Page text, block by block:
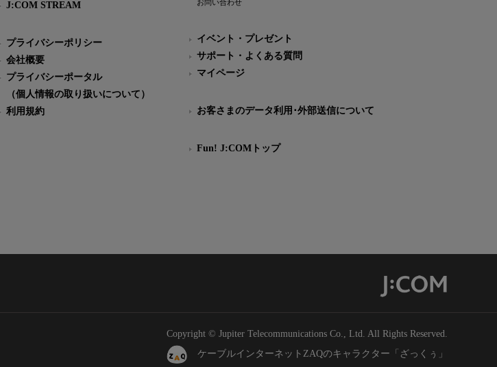
J:COM STREAM
プライバシーポリシー
会社概要
プライバシーポータル
（個人情報の取り扱いについて）
利用規約
お問い合わせ
イベント・プレゼント
サポート・よくある質問
マイページ
お客さまのデータ利用･外部送信について
Fun! J:COMトップ
Copyright © Jupiter Telecommunications Co., Ltd. All Rights Reserved.
ケーブルインターネットZAQのキャラクター「ざっくぅ」